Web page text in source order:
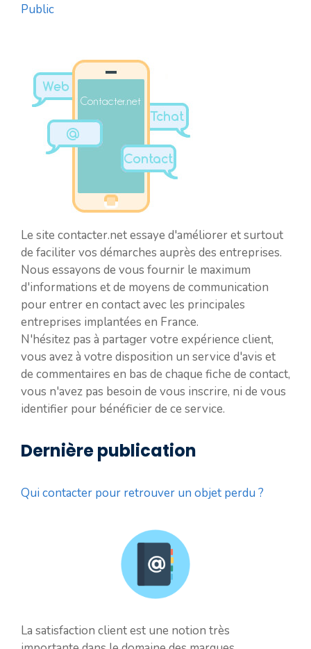
Public
Le site contacter.net essaye d'améliorer et surtout
de faciliter vos démarches auprès des entreprises.
Nous essayons de vous fournir le maximum
d'informations et de moyens de communication
pour entrer en contact avec les principales
entreprises implantées en France.
N'hésitez pas à partager votre expérience client,
vous avez à votre disposition un service d'avis et
de commentaires en bas de chaque fiche de contact,
vous n'avez pas besoin de vous inscrire, ni de vous
identifier pour bénéficier de ce service.
Dernière publication
Qui contacter pour retrouver un objet perdu ?
La satisfaction client est une notion très